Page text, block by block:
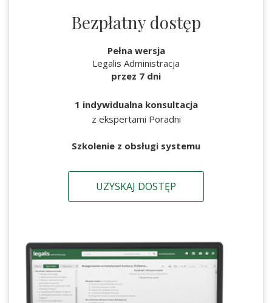
Bezpłatny dostęp
Pełna wersja
Legalis Administracja
przez 7 dni
1 indywidualna konsultacja
z ekspertami Poradni
Szkolenie z obsługi systemu
UZYSKAJ DOSTĘP